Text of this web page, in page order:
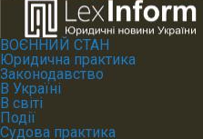
ВОЄННИЙ СТАН
Юридична практика
Законодавство
В Україні
В світі
Події
Судова практика